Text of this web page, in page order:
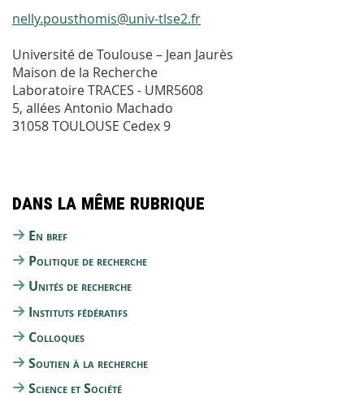
nelly.pousthomis@univ-tlse2.fr
Université de Toulouse – Jean Jaurès
Maison de la Recherche
Laboratoire TRACES - UMR5608
5, allées Antonio Machado
31058 TOULOUSE Cedex 9
Dans la même rubrique
En bref
Politique de recherche
Unités de recherche
Instituts fédératifs
Colloques
Soutien à la recherche
Science et Société